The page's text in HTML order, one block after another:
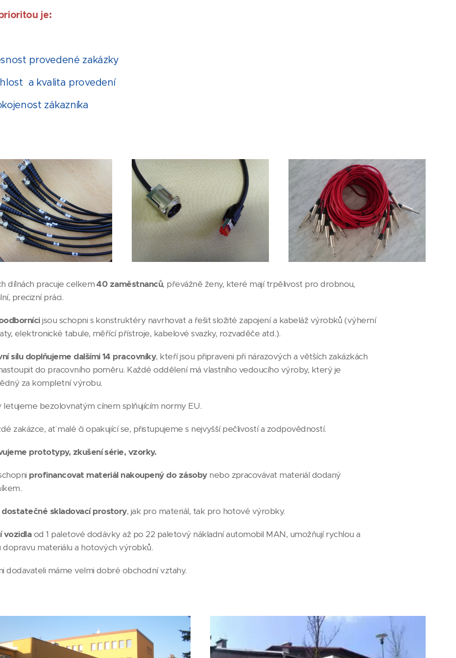
je:
provedené zakázky
a kvalita provedení
zákazníka
dílnách pracuje celkem40 zaměstnanců, převážně ženy, které mají trpělivost pro drobnou,
precizní práci.
jsou schopni s konstruktéry navrhovat a řešit složité zapojení a kabeláž výrobků (výherní
elektronické tabule, měřící přístroje, kabelové svazky, rozvaděče atd.).
sílu doplňujeme dalšími 14 pracovníky, kteří jsou připraveni při nárazových a větších zakázkách
do pracovního poměru. Každé oddělení má vlastního vedoucího výroby, který je
za kompletní výrobu.
letujeme bezolovnatým cínem splňujícím normy EU.
zakázce, ať malé či opakující se, přistupujeme s nejvyšší pečlivostí a zodpovědností.
prototypy, zkušení série, vzorky.
profinancovat materiál nakoupený do zásobynebo zpracovávat materiál dodaný
dostatečné skladovací prostory, jak pro materiál, tak pro hotové výrobky.
vozidlaod 1 paletové dodávky až po 22 paletový nákladní automobil MAN, umožňují rychlou a
dopravu materiálu a hotových výrobků.
dodavateli máme velmi dobré obchodní vztahy.